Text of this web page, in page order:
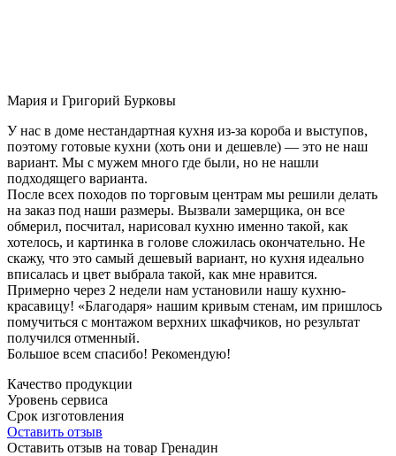
Мария и Григорий Бурковы
У нас в доме нестандартная кухня из-за короба и выступов,
поэтому готовые кухни (хоть они и дешевле) — это не наш
вариант. Мы с мужем много где были, но не нашли
подходящего варианта.
После всех походов по торговым центрам мы решили делать
на заказ под наши размеры. Вызвали замерщика, он все
обмерил, посчитал, нарисовал кухню именно такой, как
хотелось, и картинка в голове сложилась окончательно. Не
скажу, что это самый дешевый вариант, но кухня идеально
вписалась и цвет выбрала такой, как мне нравится.
Примерно через 2 недели нам установили нашу кухню-
красавицу! «Благодаря» нашим кривым стенам, им пришлось
помучиться с монтажом верхних шкафчиков, но результат
получился отменный.
Большое всем спасибо! Рекомендую!
Качество продукции
Уровень сервиса
Срок изготовления
Оставить отзыв
Оставить отзыв на товар Гренадин